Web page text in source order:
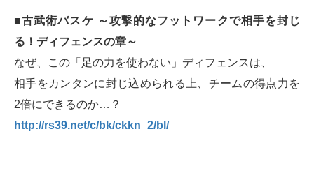
■古武術バスケ ～攻撃的なフットワークで相手を封じ
る！ディフェンスの章～
なぜ、この「足の力を使わない」ディフェンスは、
相手をカンタンに封じ込められる上、チームの得点力を
2倍にできるのか…？
http://rs39.net/c/bk/ckkn_2/bl/